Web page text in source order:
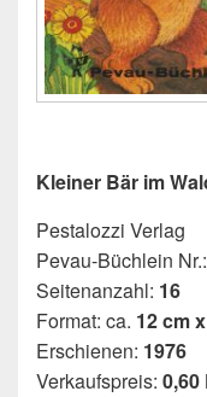
Kleiner Bär im
Pestalozzi Verlag
Pevau-Büchlein Nr.:
Seitenanzahl: 16
Format: ca. 12 cm
Erschienen: 1976
Verkaufspreis: 0,60